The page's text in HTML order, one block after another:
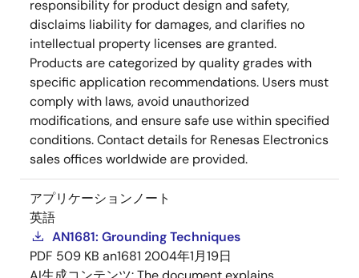
responsibility for product design and safety,
disclaims liability for damages, and clarifies no
intellectual property licenses are granted.
Products are categorized by quality grades with
specific application recommendations. Users must
comply with laws, avoid unauthorized
modifications, and ensure safe use within specified
conditions. Contact details for Renesas Electronics
sales offices worldwide are provided.
アプリケーションノート
英語
AN1681: Grounding Techniques
PDF 509 KB an1681 2004年1月19日